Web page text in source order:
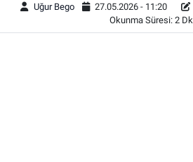
Uğur Bego 27.05.2026 - 11:20
Okunma Süresi: 2 Dk